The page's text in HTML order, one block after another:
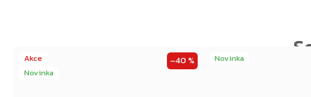
Akce
Novinka
–40 % Novinka